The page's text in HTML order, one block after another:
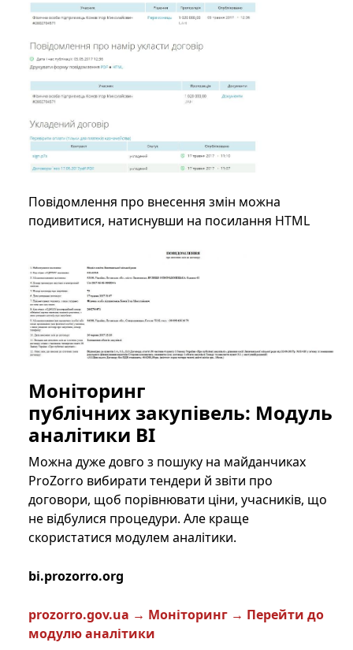
Повідомлення про внесення змін можна
подивитися, натиснувши на посилання HTML
Моніторинг
публічних закупівель: Модуль
аналітики BI
Можна дуже довго з пошуку на майданчиках
ProZorro вибирати тендери й звіти про
договори, щоб порівнювати ціни, учасників, що
не відбулися процедури. Але краще
скористатися модулем аналітики.
bi.prozorro.org
prozorro.gov.ua → Моніторинг → Перейти до
модулю аналітики